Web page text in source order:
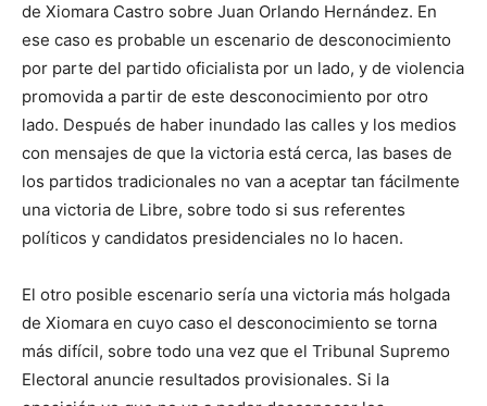
de Xiomara Castro sobre Juan Orlando Hernández. En
ese caso es probable un escenario de desconocimiento
por parte del partido oficialista por un lado, y de violencia
promovida a partir de este desconocimiento por otro
lado. Después de haber inundado las calles y los medios
con mensajes de que la victoria está cerca, las bases de
los partidos tradicionales no van a aceptar tan fácilmente
una victoria de Libre, sobre todo si sus referentes
políticos y candidatos presidenciales no lo hacen.
El otro posible escenario sería una victoria más holgada
de Xiomara en cuyo caso el desconocimiento se torna
más difícil, sobre todo una vez que el Tribunal Supremo
Electoral anuncie resultados provisionales. Si la